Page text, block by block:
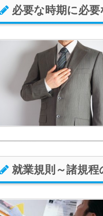
必要な時期に必要
就業規則～諸規